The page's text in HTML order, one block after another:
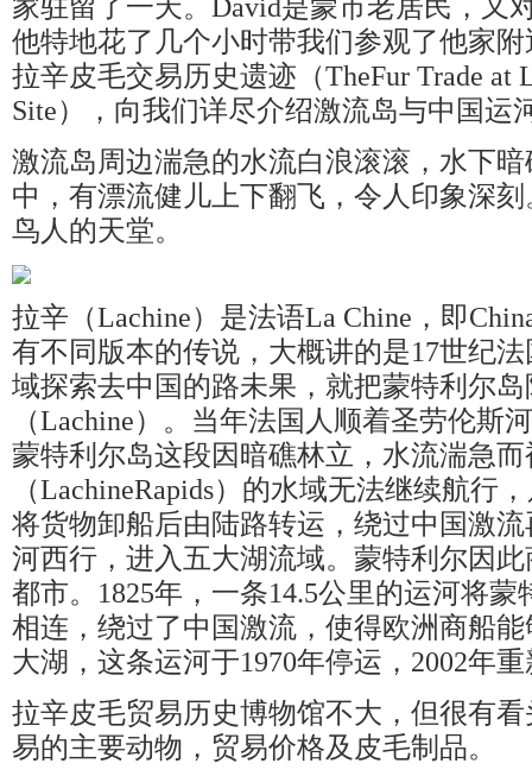
家驻留了一天。David是蒙市老居民，又
他特地花了几个小时带我们参观了他家
拉辛皮毛交易历史遗迹（TheFur Trade at
Site），向我们详尽介绍激流岛与中国运
激流岛周边湍急的水流白浪滚滚，水下
中，有漂流健儿上下翻飞，令人印象深
鸟人的天堂。
拉辛（Lachine）是法语La Chine，即
有不同版本的传说，大概讲的是17世纪
域探索去中国的路未果，就把蒙特利尔
（Lachine）。当年法国人顺着圣劳伦斯
蒙特利尔岛这段因暗礁林立，水流湍急
（LachineRapids）的水域无法继续航行
将货物卸船后由陆路转运，绕过中国激
河西行，进入五大湖流域。蒙特利尔因
都市。1825年，一条14.5公里的运河将
相连，绕过了中国激流，使得欧洲商船
大湖，这条运河于1970年停运，2002年
拉辛皮毛贸易历史博物馆不大，但很有
易的主要动物，贸易价格及皮毛制品。